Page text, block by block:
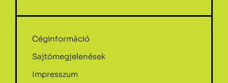
Céginformáció
Sajtómegjelenések
Impresszum